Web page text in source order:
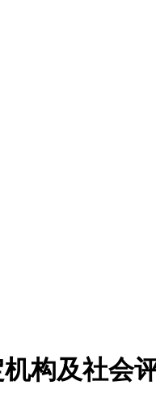
构及社会